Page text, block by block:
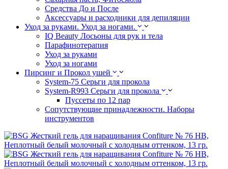
Средства До и После
Аксессуары и расходники для депиляции
Уход за руками. Уход за ногами.
IQ Beauty Лосьоны для рук и тела
Парафинотерапия
Уход за руками
Уход за ногами
Пирсинг и Прокол ушей
System-75 Серьги для прокола
System-R993 Серьги для прокола
Пуссеты по 12 пар
Cопутствующие принадлежности. Наборы
инструментов